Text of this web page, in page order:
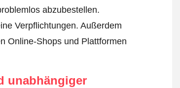
abzubestellen.
Verpflichtungen. Außerdem
Online-Shops und Plattformen
unabhängiger